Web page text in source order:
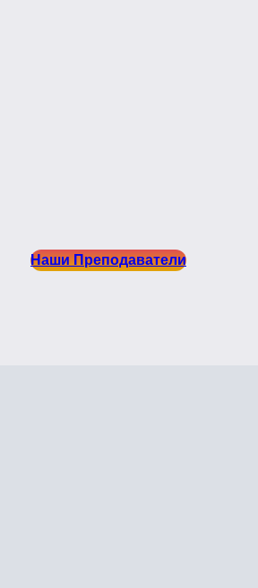
Наши Преподаватели